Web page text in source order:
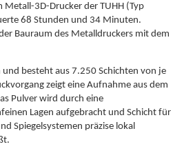
Metall-3D-Drucker der TUHH (Typ
68 Stunden und 34 Minuten.
Bauraum des Metalldruckers mit dem
besteht aus 7.250 Schichten von je
zeigt eine Aufnahme aus dem
Pulver wird durch eine
Lagen aufgebracht und Schicht für
Spiegelsystemen präzise lokal